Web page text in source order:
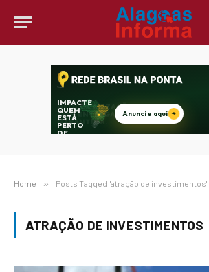
Home » Posts Tagged "atração de investimentos"
ATRAÇÃO DE INVESTIMENTOS